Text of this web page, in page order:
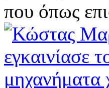
που όπως